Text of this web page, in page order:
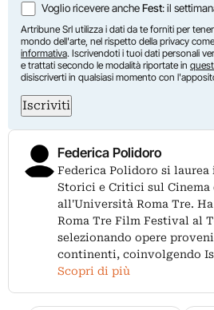
Voglio ricevere ancheFest: il
Artribune Srl utilizza i dati da te forniti per
mondo dell'arte, nel rispetto della privacy
informativa. Iscrivendoti i tuoi dati personali
e trattati secondo le modalità riportate in
disiscriverti in qualsiasi momento con
Iscriviti
Federica Polidoro
Federica Polidoro si
Storici e Critici sul
all'Università Roma Tre.
Roma Tre Film Festival al
selezionando opere
continenti, coinvolgendo
Scopri di più